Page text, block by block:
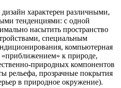
характерен различными,
тенденциями: с одной
насытить пространство
специальным
компьютерная
к природе,
природных компонентов
рельефа, прозрачные покрытия
в природное окружение).